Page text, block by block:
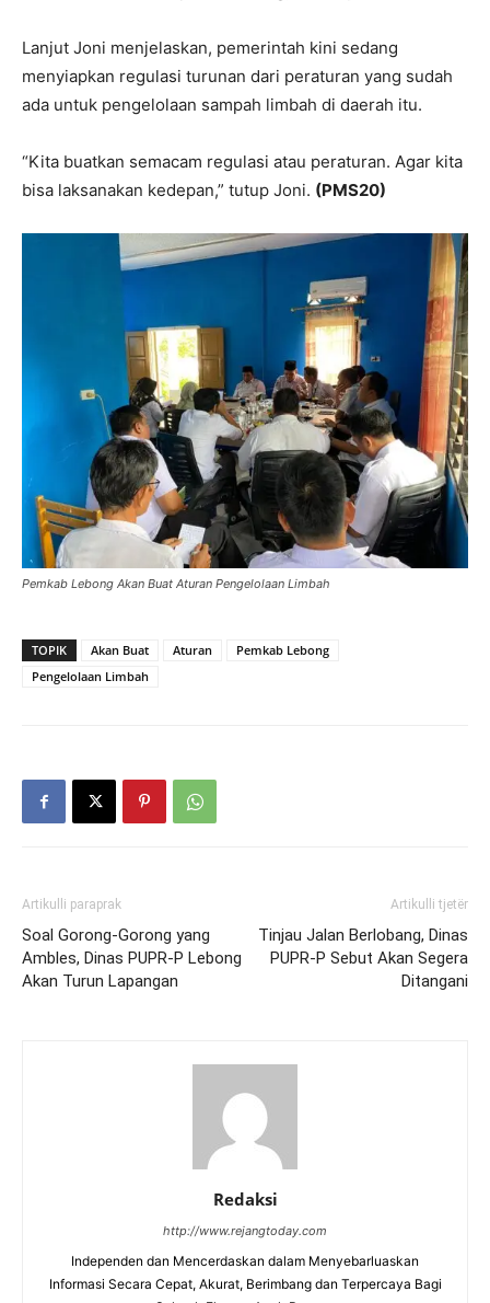
Lanjut Joni menjelaskan, pemerintah kini sedang
menyiapkan regulasi turunan dari peraturan yang sudah
ada untuk pengelolaan sampah limbah di daerah itu.
“Kita buatkan semacam regulasi atau peraturan. Agar kita
bisa laksanakan kedepan,” tutup Joni. (PMS20)
Pemkab Lebong Akan Buat Aturan Pengelolaan Limbah
TOPIK Akan Buat Aturan
Pemkab Lebong
Pengelolaan Limbah
Artikulli paraprak
Soal Gorong-Gorong yang
Ambles, Dinas PUPR-P Lebong
Akan Turun Lapangan
Artikulli tjetër
Tinjau Jalan Berlobang, Dinas
PUPR-P Sebut Akan Segera
Ditangani
Redaksi
http://www.rejangtoday.com
Independen dan Mencerdaskan dalam Menyebarluaskan
Informasi Secara Cepat, Akurat, Berimbang dan Terpercaya Bagi